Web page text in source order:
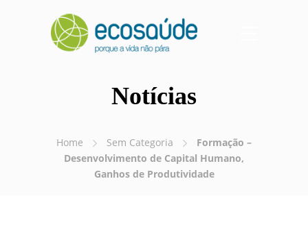
Notícias
Home Sem Categoria
Formação –
Desenvolvimento de Capital Humano,
Ganhos de Produtividade